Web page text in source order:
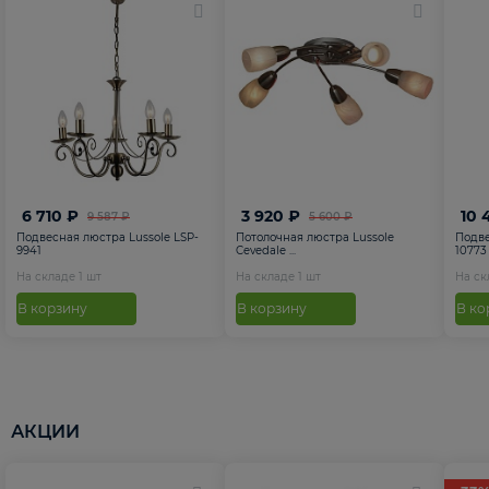
9 587 ₽
6 710 ₽
Подвесная люстра Lussole LSP-
9941
На складе 1 шт
В корзину
5 600 ₽
3 920 ₽
Потолочная люстра Lussole
Cevedale ...
На складе 1 шт
В корзину
10
10773
На
В
АКЦИИ